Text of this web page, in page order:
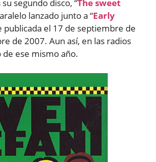
segundo disco, “The sweet
lanzado junto a “Early
publicada el 17 de septiembre de
de 2007. Aun así, en las radios
de ese mismo año.